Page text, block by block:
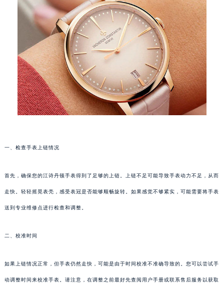
一、检查手表上链情况
首先，确保您的江诗丹顿手表得到了足够的上链。上链不足可能导致手表动力不足，从而
走快。轻轻摇晃表壳，感受表冠是否能够顺畅旋转。如果感觉不够紧实，可能需要将手表
送到专业维修点进行检查和调整。
二、校准时间
如果上链情况正常，但手表仍然走快，可能是由于时间校准不准确导致的。您可以尝试手
动调整时间来校准手表。请注意，在调整之前最好先查阅用户手册或联系售后服务以获取